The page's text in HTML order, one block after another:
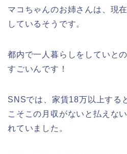
マコちゃんのお姉さんは、現
しているそうです。
都内で一人暮らしをしていと
すごいんです！
SNSでは、家賃18万以上する
こそこの月収がないと払えな
れていました。